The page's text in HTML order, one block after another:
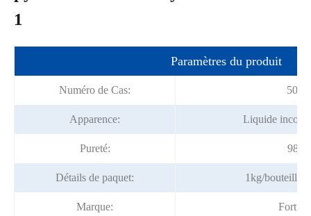
1
Paramètres du produit
Numéro de Cas: 500-
Apparence: Liquide
Pureté: 98%
Détails de paquet: 1kg/bouteille;
Marque: